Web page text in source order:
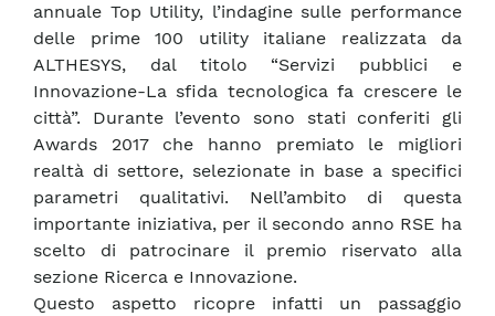
annuale Top Utility, l’indagine sulle performance
delle prime 100 utility italiane realizzata da
ALTHESYS, dal titolo “Servizi pubblici e
Innovazione-La sfida tecnologica fa crescere le
città”. Durante l’evento sono stati conferiti gli
Awards 2017 che hanno premiato le migliori
realtà di settore, selezionate in base a specifici
parametri qualitativi. Nell’ambito di questa
importante iniziativa, per il secondo anno RSE ha
scelto di patrocinare il premio riservato alla
sezione Ricerca e Innovazione.
Questo aspetto ricopre infatti un passaggio